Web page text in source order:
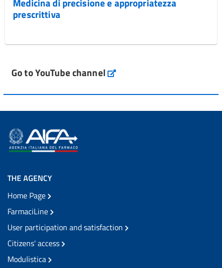
Medicina di precisione e appropriatezza
prescrittiva
Go to YouTube channel
THE AGENCY
Home Page
FarmaciLine
User participation and satisfaction
Citizens' access
Modulistica